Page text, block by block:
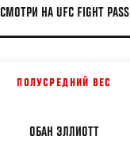
СМОТРИ НА UFC FIGHT PASS
ПОЛУСРЕДНИЙ ВЕС
ОБАН ЭЛЛИОТТ